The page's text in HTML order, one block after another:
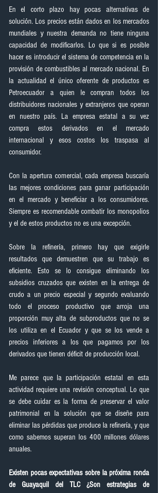
En el corto plazo hay pocas alternativas de
solución. Los precios están dados en los mercados
mundiales y nuestra demanda no tiene ninguna
capacidad de modificarlos. Lo que si es posible
hacer es introducir el sistema de competencia en la
provisión de combustibles al mercado nacional. En
la actualidad el único oferente de productos es
Petroecuador a quien le compran todos los
distribuidores nacionales y extranjeros que operan
en nuestro país. La empresa estatal a su vez
compra estos derivados en el mercado
internacional y esos costos los traspasa al
consumidor.
Con la apertura comercial, cada empresa buscaría
las mejores condiciones para ganar participación
en el mercado y beneficiar a los consumidores.
Siempre es recomendable combatir los monopolios
y el de estos productos no es una excepción.
Sobre la refinería, primero hay que exigirle
resultados que demuestren que su trabajo es
eficiente. Esto se lo consigue eliminando los
subsidios cruzados que existen en la entrega de
crudo a un precio especial y segundo evaluando
todo el proceso productivo que arroja una
proporción muy alta de subproductos que no se
los utiliza en el Ecuador y que se los vende a
precios inferiores a los que pagamos por los
derivados que tienen déficit de producción local.
Me parece que la participación estatal en esta
actividad requiere una revisión conceptual. Lo que
se debe cuidar es la forma de preservar el valor
patrimonial en la solución que se diseñe para
eliminar las pérdidas que produce la refinería, y que
como sabemos superan los 400 millones dólares
anuales.
Existen pocas expectativas sobre la próxima ronda
de Guayaquil del TLC ¿Son estrategias de